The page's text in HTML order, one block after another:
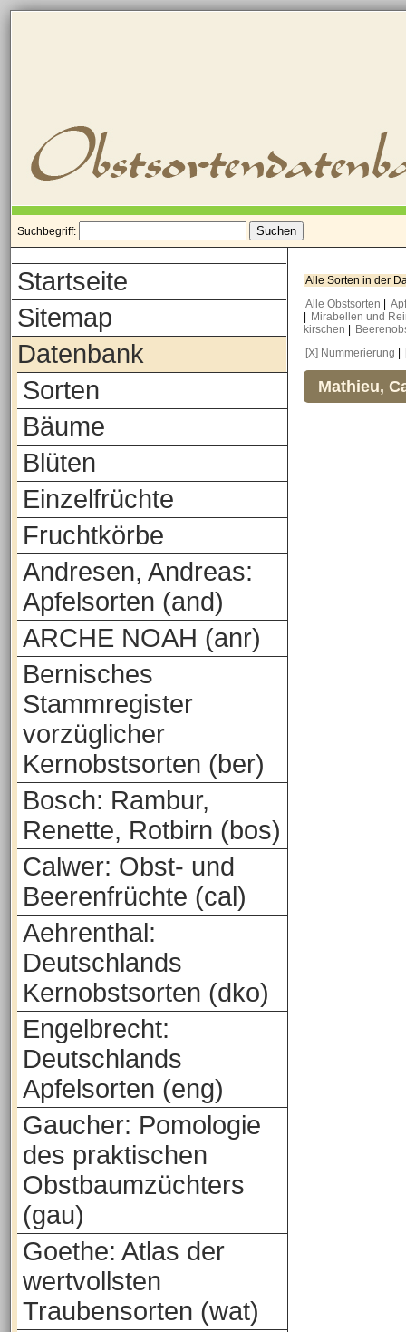
Suchbegriff:
Startseite
Sitemap
Datenbank
Sorten
Bäume
Blüten
Einzelfrüchte
Fruchtkörbe
Andresen, Andreas:
Apfelsorten (and)
ARCHE NOAH (anr)
Bernisches
Stammregister
vorzüglicher
Kernobstsorten (ber)
Bosch: Rambur,
Renette, Rotbirn (bos)
Calwer: Obst- und
Beerenfrüchte (cal)
Aehrenthal:
Deutschlands
Kernobstsorten (dko)
Engelbrecht:
Deutschlands
Apfelsorten (eng)
Gaucher: Pomologie
des praktischen
Obstbaumzüchters
(gau)
Goethe: Atlas der
wertvollsten
Traubensorten (wat)
Alle Sorten in der
Alle Obstsorten
Mirabellen und
kirschen
[X] Nummerierung
Mathieu,